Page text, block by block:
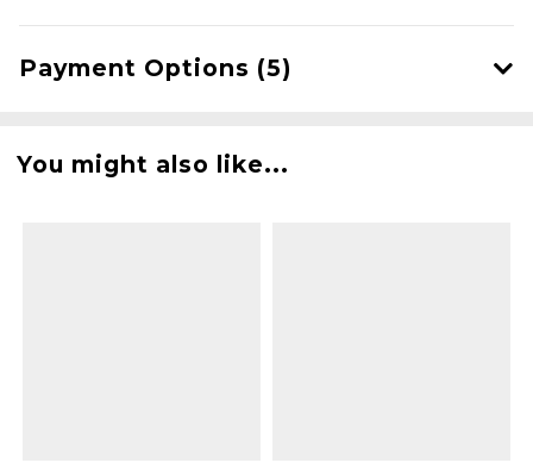
Payment Options (5)
You might also like...